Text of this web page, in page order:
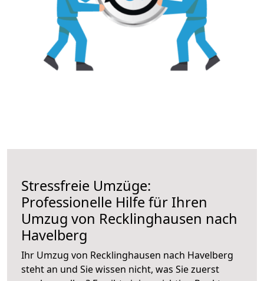
Stressfreie Umzüge:
Professionelle Hilfe für Ihren
Umzug von Recklinghausen nach
Havelberg
Ihr Umzug von Recklinghausen nach Havelberg
steht an und Sie wissen nicht, was Sie zuerst